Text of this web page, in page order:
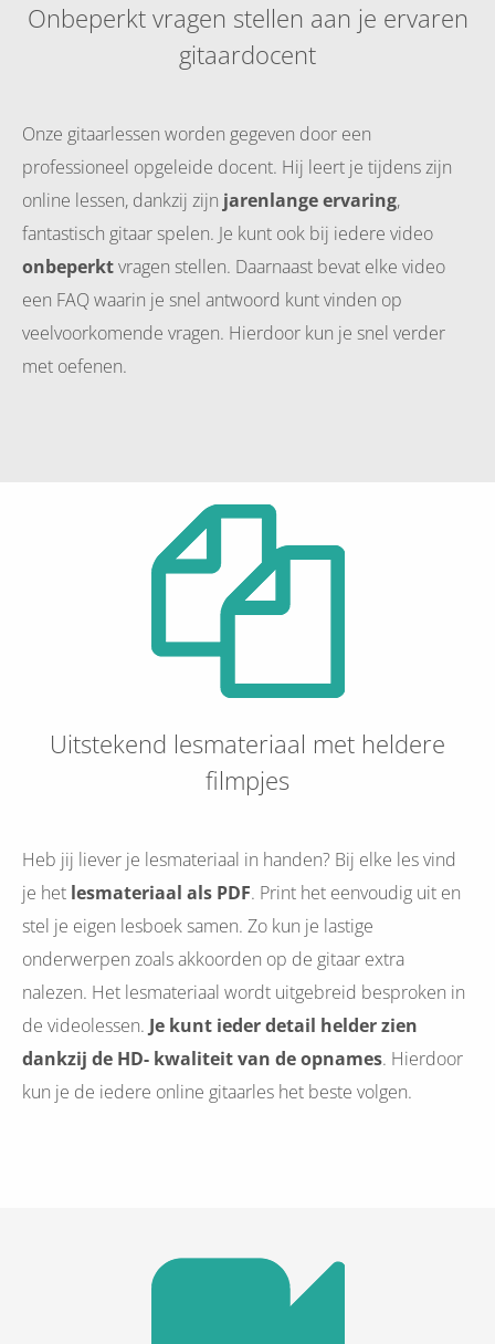
Onbeperkt vragen stellen aan je ervaren
gitaardocent
Onze gitaarlessen worden gegeven door een
professioneel opgeleide docent. Hij leert je tijdens zijn
online lessen, dankzij zijn jarenlange ervaring,
fantastisch gitaar spelen. Je kunt ook bij iedere video
onbeperktvragen stellen. Daarnaast bevat elke video
een FAQ waarin je snel antwoord kunt vinden op
veelvoorkomende vragen. Hierdoor kun je snel verder
met oefenen.
Uitstekend lesmateriaal met heldere
filmpjes
Heb jij liever je lesmateriaal in handen? Bij elke les vind
je het lesmateriaal als PDF. Print het eenvoudig uit en
stel je eigen lesboek samen. Zo kun je lastige
onderwerpen zoals akkoorden op de gitaar extra
nalezen. Het lesmateriaal wordt uitgebreid besproken in
de videolessen. Je kunt ieder detail helder zien
dankzij de HD- kwaliteit van de opnames. Hierdoor
kun je de iedere online gitaarles het beste volgen.